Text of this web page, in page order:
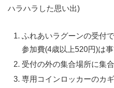
ハラハラした思い出)
ふれあいラグーンの受付
参加費(4歳以上520円)は事
受付の外の集合場所に集合
専用コインロッカーのカ